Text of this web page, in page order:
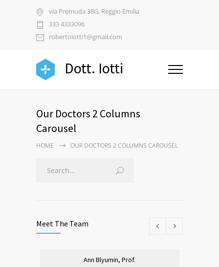
via Premuda 38G, Reggio Emilia
333 4333096
robertoiotti1@gmail.com
Dott. Iotti
Our Doctors 2 Columns
Carousel
HOME OUR DOCTORS 2 COLUMNS CAROUSEL
Meet The Team
Ann Blyumin, Prof.